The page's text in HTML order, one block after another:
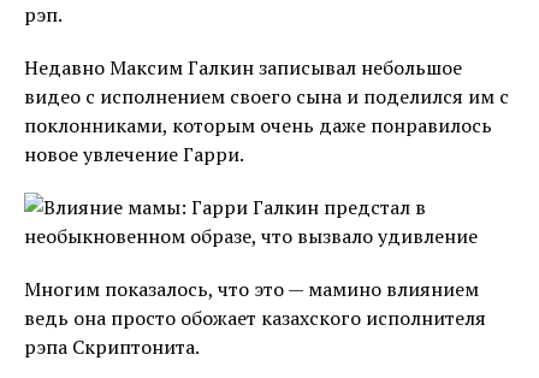
рэп.
Недавно Максим Галкин записывал небольшое
видео с исполнением своего сына и поделился им с
поклонниками, которым очень даже понравилось
новое увлечение Гарри.
Многим показалось, что это — мамино влиянием
ведь она просто обожает казахского исполнителя
рэпа Скриптонита.